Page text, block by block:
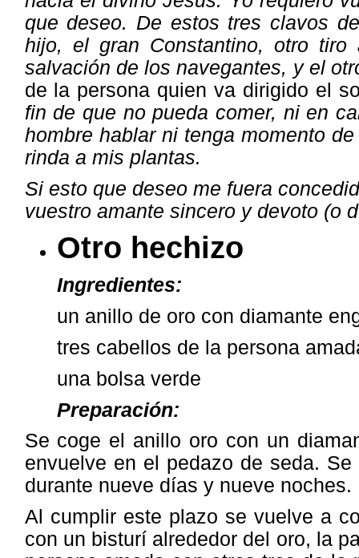
que deseo. De estos tres clavos
hijo, el gran Constantino, otro
salvación de los navegantes, y el
de la persona quien va dirigido el
fin de que no pueda comer, ni en
hombre hablar ni tenga momento
rinda a mis plantas.
Si esto que deseo me fuera
vuestro amante sincero y devoto (o
Otro hechizo
Ingredientes:
un anillo de oro con diamante
tres cabellos de la persona
una bolsa verde
Preparación:
Se coge el anillo oro con un
envuelve en el pedazo de seda.
durante nueve días y nueve noches.
Al cumplir este plazo se vuelve a
con un bisturí alrededor del oro, la